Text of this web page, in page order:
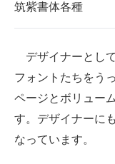
筑紫書体各種
デザイナーとし
フォントたちをう
ページとボリュー
す。デザイナーに
なっています。